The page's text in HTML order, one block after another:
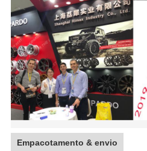
Empacotamento & envio